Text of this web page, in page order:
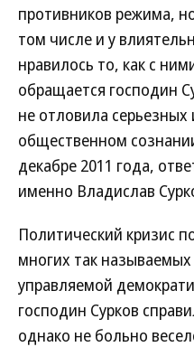
противников режима,
том числе и у
нравилось то, как с
обращается господин
не отловила
общественном
декабре 2011 года,
именно Владислав
Политический кризис
многих так
управляемой
господин Сурков
однако не больно